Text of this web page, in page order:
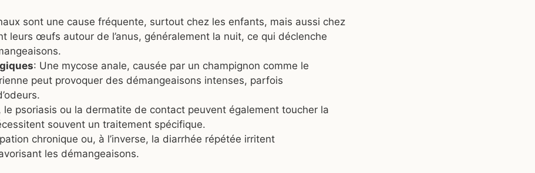
sont une cause fréquente, surtout chez les enfants, mais aussi chez
leurs œufs autour de l’anus, généralement la nuit, ce qui déclenche
: Une mycose anale, causée par un champignon comme le
peut provoquer des démangeaisons intenses, parfois
le psoriasis ou la dermatite de contact peuvent également toucher la
souvent un traitement spécifique.
chronique ou, à l’inverse, la diarrhée répétée irritent
les démangeaisons.